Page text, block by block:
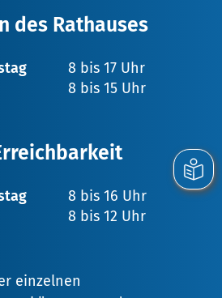
des Rathauses
8 bis 17 Uhr
8 bis 15 Uhr
8 bis 16 Uhr
8 bis 12 Uhr
einzelnen